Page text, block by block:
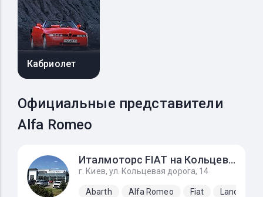
Кабриолет
Официальные представители
Alfa Romeo
Италмоторс FIAT на Кольцевой
г. Киев, ул. Кольцевая дорога, 14
Abarth Alfa Romeo Fiat Lancia